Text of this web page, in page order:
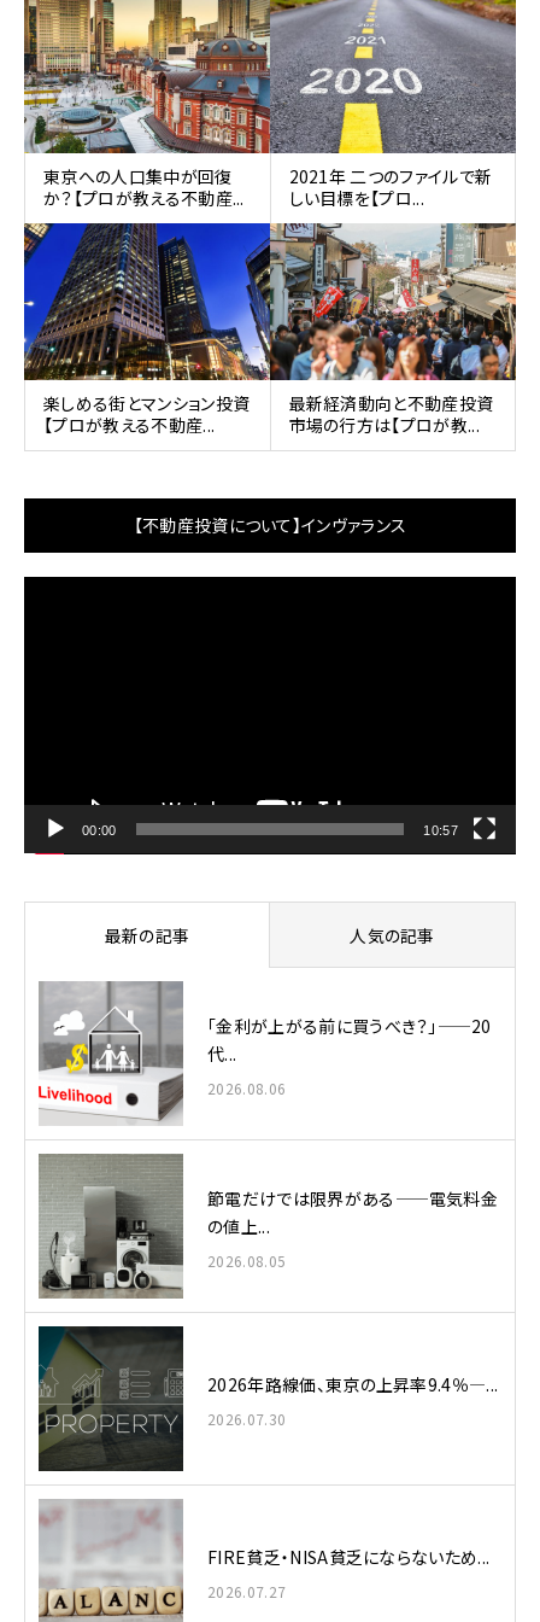
東京への人口集中が回復
か？【プロが教える不動産...
2021年 二つのファイルで新
しい目標を【プロ...
楽しめる街とマンション投資
【プロが教える不動産...
最新経済動向と不動産投資
市場の行方は【プロが教...
【不動産投資について】インヴァランス
00:00 10:57
最新の記事 人気の記事
「金利が上がる前に買うべき？」——20
代...
2026.08.06
節電だけでは限界がある——電気料金
の値上...
2026.08.05
2026年路線価、東京の上昇率9.4％—...
2026.07.30
FIRE貧乏・NISA貧乏にならないため...
2026.07.27